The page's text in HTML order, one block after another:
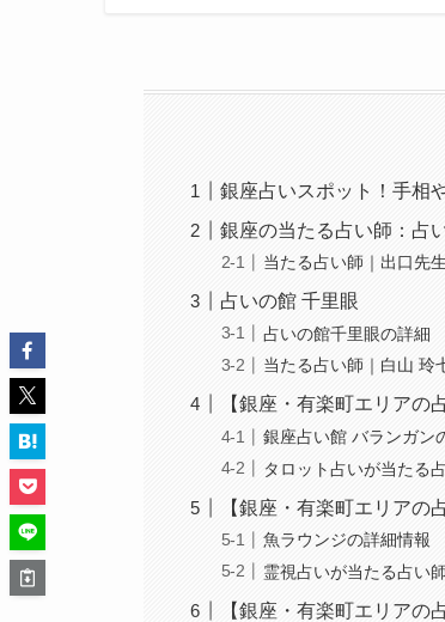
銀座占いスポット！手相
銀座の当たる占い師：占
当たる占い師｜出口先生
占いの館 千里眼
占いの館千里眼の詳細
当たる占い師｜白山 玲
【銀座・有楽町エリアの
銀座占い館 バランガン
タロット占いが当たる
【銀座・有楽町エリアの
魚ラウンジの詳細情報
霊視占いが当たる占い
【銀座・有楽町エリアの